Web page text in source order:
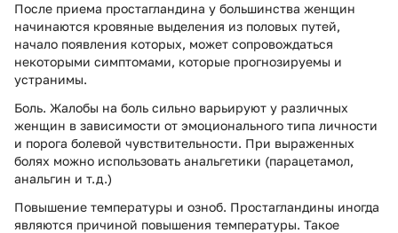
После приема простагландина у большинства женщин
начинаются кровяные выделения из половых путей,
начало появления которых, может сопровождаться
некоторыми симптомами, которые прогнозируемы и
устранимы.
Боль. Жалобы на боль сильно варьируют у различных
женщин в зависимости от эмоционального типа личности
и порога болевой чувствительности. При выраженных
болях можно использовать анальгетики (парацетамол,
анальгин и т.д.)
Повышение температуры и озноб. Простагландины иногда
являются причиной повышения температуры. Такое